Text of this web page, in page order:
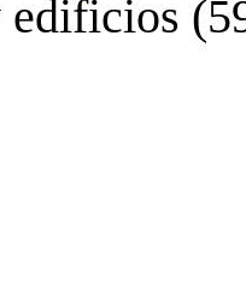
edificios